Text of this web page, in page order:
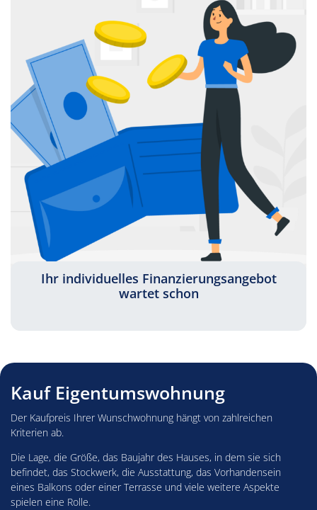
Ihr individuelles Finanzierungsangebot
wartet schon
Kauf Eigentumswohnung
Der Kaufpreis Ihrer Wunschwohnung hängt von zahlreichen
Kriterien ab.
Die Lage, die Größe, das Baujahr des Hauses, in dem sie sich
befindet, das Stockwerk, die Ausstattung, das Vorhandensein
eines Balkons oder einer Terrasse und viele weitere Aspekte
spielen eine Rolle.